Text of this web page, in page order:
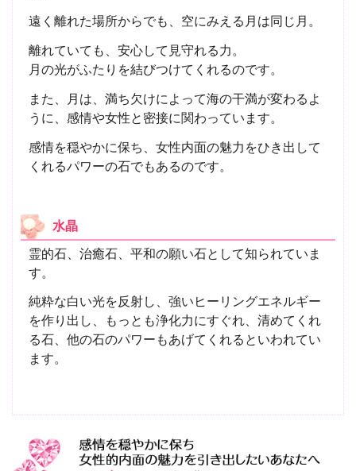
遠く離れた場所からでも、空にみえる月は同じ月。
離れていても、安心して見守れる力。
月の光がふたりを結びつけてくれるのです。
また、月は、満ち欠けによって海の干満が変わるよ
うに、感情や女性と密接に関わっています。
感情を穏やかに保ち、女性内面の魅力をひき出して
くれるパワーの石でもあるのです。
水晶
霊的石、治癒石、平和の願い石として知られていま
す。
純粋な白い光を反射し、強いヒーリングエネルギー
を作り出し、もっとも浄化力にすぐれ、清めてくれ
る石、他の石のパワーもあげてくれるといわれてい
ます。